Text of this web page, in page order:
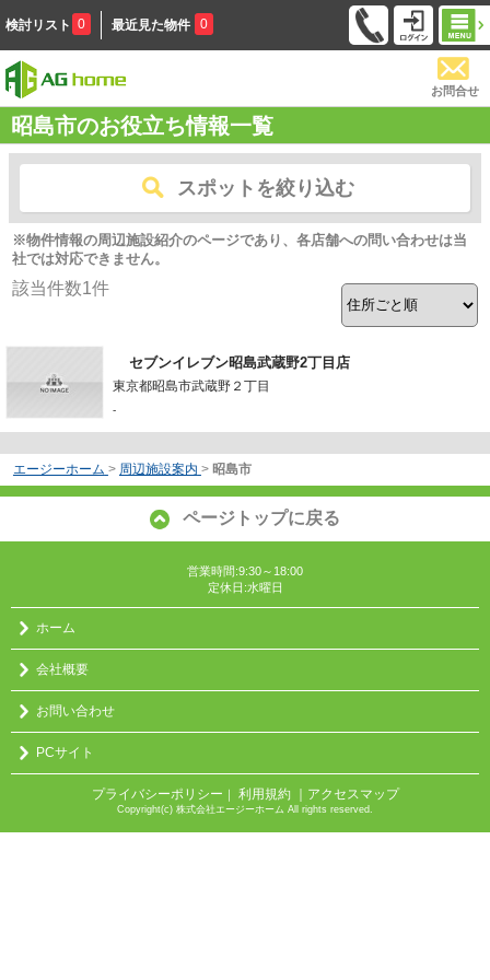
検討リスト 0 最近見た物件 0
お問合せ
昭島市のお役立ち情報一覧
スポットを絞り込む
※物件情報の周辺施設紹介のページであり、各店舗への問い合わせは当
社では対応できません。
該当件数1件
セブンイレブン昭島武蔵野2丁目店
東京都昭島市武蔵野２丁目
-
エージーホーム > 周辺施設案内 > 昭島市
ページトップに戻る
営業時間:9:30～18:00
定休日:水曜日
ホーム
会社概要
お問い合わせ
PCサイト
プライバシーポリシー ｜ 利用規約 ｜アクセスマップ
Copyright(c) 株式会社エージーホーム All rights reserved.